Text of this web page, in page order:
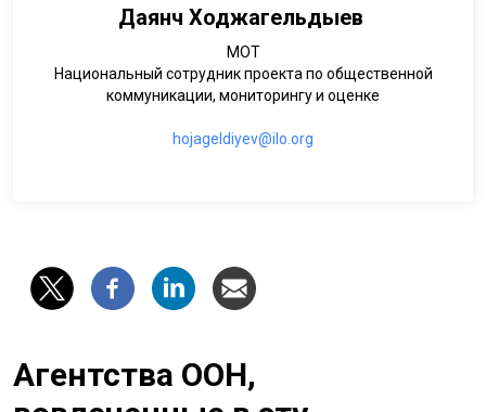
Даянч Ходжагельдыев
МОТ
Национальный сотрудник проекта по общественной
коммуникации, мониторингу и оценке
hojageldiyev@ilo.org
Агентства ООН,